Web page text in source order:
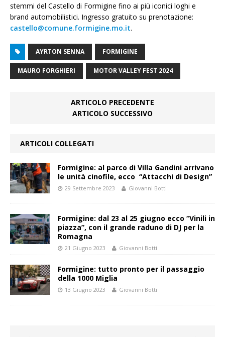
stemmi del Castello di Formigine fino ai più iconici loghi e
brand automobilistici. Ingresso gratuito su prenotazione:
castello@comune.formigine.mo.it.
AYRTON SENNA FORMIGINE
MAURO FORGHIERI MOTOR VALLEY FEST 2024
ARTICOLO PRECEDENTE
ARTICOLO SUCCESSIVO
ARTICOLI COLLEGATI
Formigine: al parco di Villa Gandini arrivano
le unità cinofile, ecco “Attacchi di Design”
29 Settembre 2023 Giovanni Botti
Formigine: dal 23 al 25 giugno ecco “Vinili in
piazza”, con il grande raduno di DJ per la
Romagna
21 Giugno 2023 Giovanni Botti
Formigine: tutto pronto per il passaggio
della 1000 Miglia
13 Giugno 2023 Giovanni Botti